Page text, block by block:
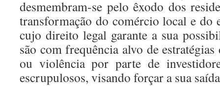
desmembram-se pelo êxodo dos
transformação do comércio local e do
cujo direito legal garante a sua
são com frequência alvo de
ou violência por parte de
escrupulosos, visando forçar a sua